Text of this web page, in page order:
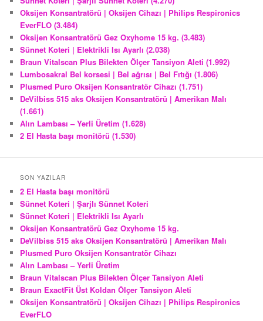
Oksijen Konsantratörü | Oksijen Cihazı | Philips Respironics
EverFLO (3.484)
Oksijen Konsantratörü Gez Oxyhome 15 kg. (3.483)
Sünnet Koteri | Elektrikli Isı Ayarlı (2.038)
Braun Vitalscan Plus Bilekten Ölçer Tansiyon Aleti (1.992)
Lumbosakral Bel korsesi | Bel ağrısı | Bel Fıtığı (1.806)
Plusmed Puro Oksijen Konsantratör Cihazı (1.751)
DeVilbiss 515 aks Oksijen Konsantratörü | Amerikan Malı
(1.661)
Alın Lambası – Yerli Üretim (1.628)
2 El Hasta başı monitörü (1.530)
SON YAZILAR
2 El Hasta başı monitörü
Sünnet Koteri | Şarjlı Sünnet Koteri
Sünnet Koteri | Elektrikli Isı Ayarlı
Oksijen Konsantratörü Gez Oxyhome 15 kg.
DeVilbiss 515 aks Oksijen Konsantratörü | Amerikan Malı
Plusmed Puro Oksijen Konsantratör Cihazı
Alın Lambası – Yerli Üretim
Braun Vitalscan Plus Bilekten Ölçer Tansiyon Aleti
Braun ExactFit Üst Koldan Ölçer Tansiyon Aleti
Oksijen Konsantratörü | Oksijen Cihazı | Philips Respironics
EverFLO